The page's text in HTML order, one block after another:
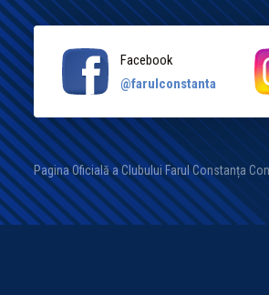
Facebook
@farulconstanta
Pagina Oficială a Clubului Farul Constanța